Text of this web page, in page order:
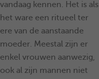
vandaag kennen. Het is als
het ware een ritueel ter
ere van de aanstaande
moeder. Meestal zijn er
enkel vrouwen aanwezig,
ook al zijn mannen niet